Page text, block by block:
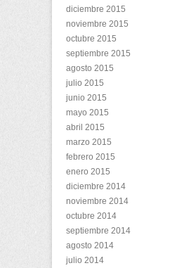
diciembre 2015
noviembre 2015
octubre 2015
septiembre 2015
agosto 2015
julio 2015
junio 2015
mayo 2015
abril 2015
marzo 2015
febrero 2015
enero 2015
diciembre 2014
noviembre 2014
octubre 2014
septiembre 2014
agosto 2014
julio 2014